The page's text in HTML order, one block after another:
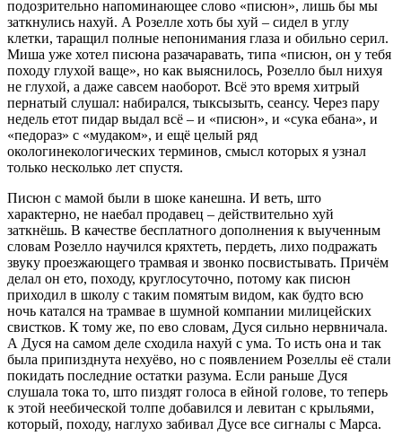
подозрительно напоминающее слово «писюн», лишь бы мы
заткнулись нахуй. А Розелле хоть бы хуй – сидел в углу
клетки, таращил полные непонимания глаза и обильно серил.
Миша уже хотел писюна разачаравать, типа «писюн, он у тебя
походу глухой ваще», но как выяснилось, Розелло был нихуя
не глухой, а даже савсем наоборот. Всё это время хитрый
пернатый слушал: набирался, тыксызыть, сеансу. Через пару
недель етот пидар выдал всё – и «писюн», и «сука ебана», и
«педораз» с «мудаком», и ещё целый ряд
окологинекологических терминов, смысл которых я узнал
только несколько лет спустя.
Писюн с мамой были в шоке канешна. И веть, што
характерно, не наебал продавец – действительно хуй
заткнёшь. В качестве бесплатного дополнения к выученным
словам Розелло научился кряхтеть, пердеть, лихо подражать
звуку проезжающего трамвая и звонко посвистывать. Причём
делал он ето, походу, круглосуточно, потому как писюн
приходил в школу с таким помятым видом, как будто всю
ночь катался на трамвае в шумной компании милицейских
свистков. К тому же, по ево словам, Дуся сильно нервничала.
А Дуся на самом деле сходила нахуй с ума. То исть она и так
была припизднута нехуёво, но с появлением Розеллы её стали
покидать последние остатки разума. Если раньше Дуся
слушала тока то, што пиздят голоса в ейной голове, то теперь
к этой неебической толпе добавился и левитан с крыльями,
который, походу, наглухо забивал Дусе все сигналы с Марса.